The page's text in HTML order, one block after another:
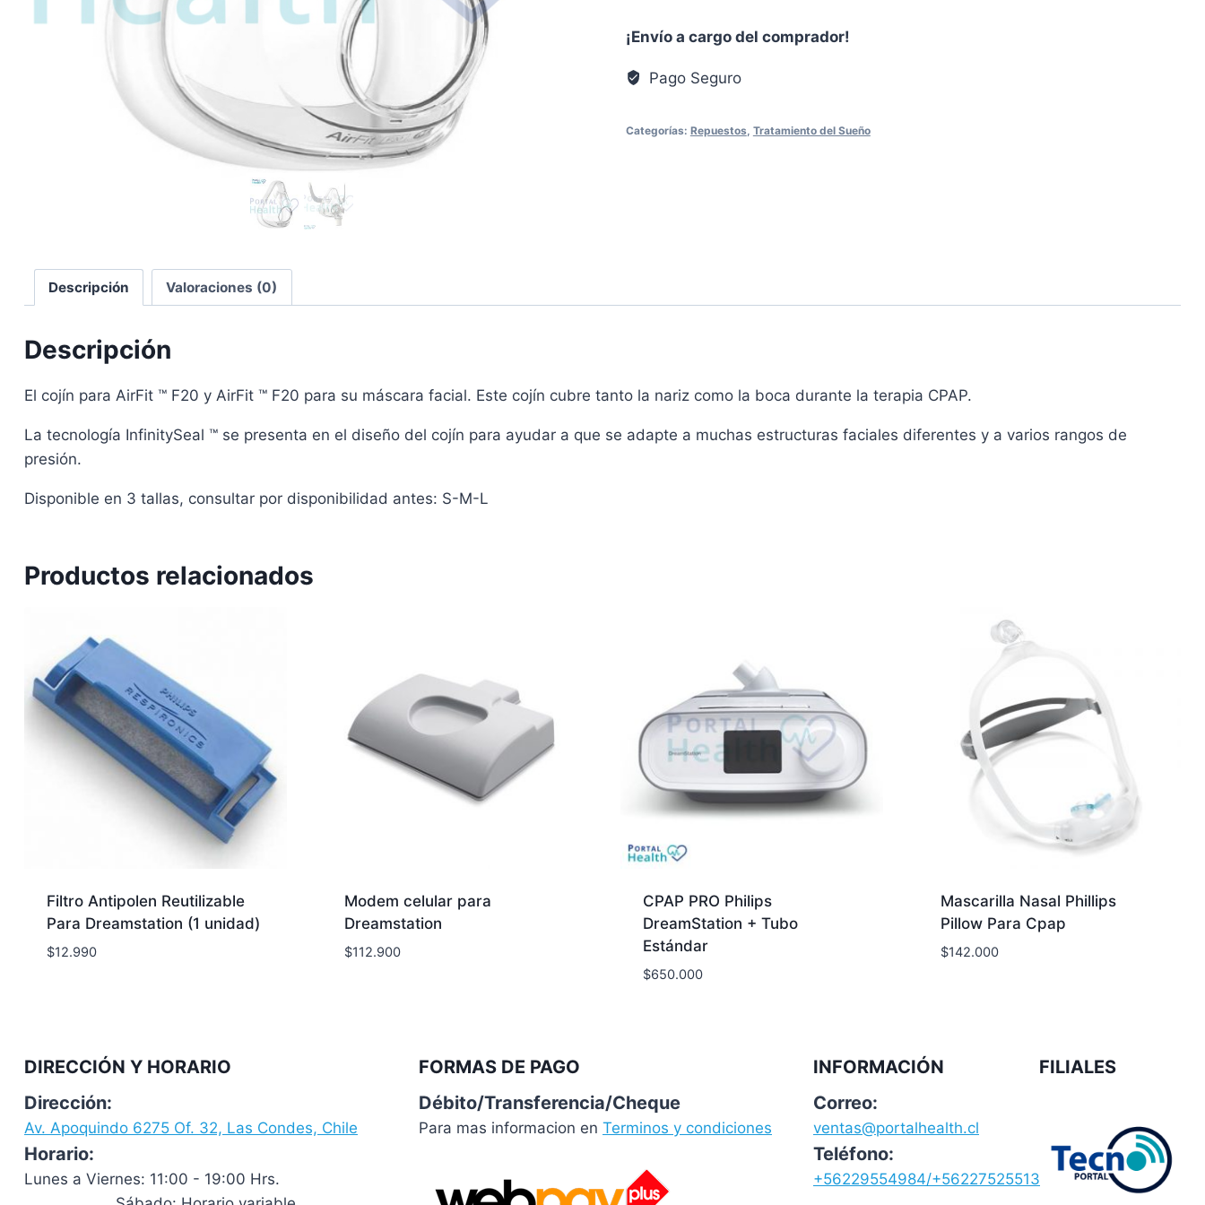
Resmed
cantidad
¡Envío a cargo del comprador!
Pago Seguro
Categorías: Repuestos Tratamiento del Sueño
Descripción Valoraciones (0)
Descripción
El cojín para AirFit ™ F20 y AirFit ™ F20 para su máscara facial. Este cojín cubre tanto la nariz como la boca durante la terapia CPAP.
La tecnología InfinitySeal ™ se presenta en el diseño del cojín para ayudar a que se adapte a muchas estructuras faciales diferentes y a varios rangos de
presión.
Disponible en 3 tallas, consultar por disponibilidad antes: S-M-L
Productos relacionados
Filtro Antipolen Reutilizable
Para Dreamstation (1 unidad)
$12.990
Modem celular para
Dreamstation
$112.900
CPAP PRO Philips
DreamStation + Tubo
Estándar
$650.000
Mascarilla Nasal Phillips
Pillow Para Cpap
$142.000
DIRECCIÓN Y HORARIO
Dirección:
Av. Apoquindo 6275 Of. 32, Las Condes, Chile
Horario:
Lunes a Viernes: 11:00 - 19:00 Hrs.
FORMAS DE PAGO
Débito/Transferencia/Cheque
Para mas informacion en Terminos y condiciones
INFORMACIÓN
Correo:
ventas@portalhealth.cl
Teléfono:
+56229554984/+56227525513
FILIALES